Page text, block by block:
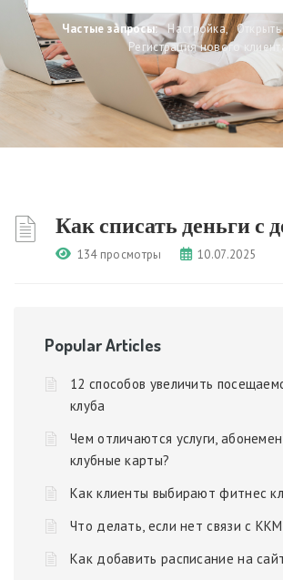
Частые запросы: Настройка,
Регистрация нового
Как списать деньги с
134 просмотры 10.07.2025
Popular Articles
12 способов увеличить
клуба
Чем отличаются услуги,
клубные карты?
Как клиенты выбирают фитнес
Что делать, если нет связи с
Как добавить расписание на